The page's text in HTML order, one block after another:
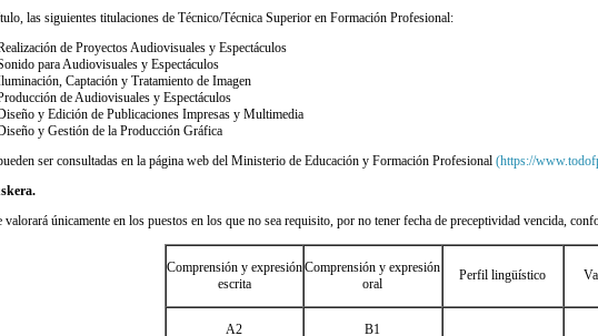
las siguientes titulaciones de Técnico/Técnica Superior en Formación Profesional:
de Proyectos Audiovisuales y Espectáculos
para Audiovisuales y Espectáculos
Captación y Tratamiento de Imagen
de Audiovisuales y Espectáculos
y Edición de Publicaciones Impresas y Multimedia
y Gestión de la Producción Gráfica
ser consultadas en la página web del Ministerio de Educación y Formación Profesional (https://
únicamente en los puestos en los que no sea requisito, por no tener fecha de preceptividad vencida,
Comprensión y expresión
escrita
Comprensión y expresión
oral
Perfil lingüístico
A2 B1